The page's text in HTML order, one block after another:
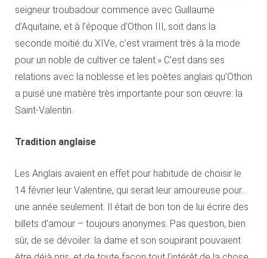
seigneur troubadour commence avec Guillaume
d’Aquitaine, et à l’époque d’Othon III, soit dans la
seconde moitié du XIVe, c’est vraiment très à la mode
pour un noble de cultiver ce talent.» C’est dans ses
relations avec la noblesse et les poètes anglais qu’Othon
a puisé une matière très importante pour son œuvre: la
Saint-Valentin.
Tradition anglaise
Les Anglais avaient en effet pour habitude de choisir le
14 février leur Valentine, qui serait leur amoureuse pour…
une année seulement. Il était de bon ton de lui écrire des
billets d’amour – toujours anonymes. Pas question, bien
sûr, de se dévoiler: la dame et son soupirant pouvaient